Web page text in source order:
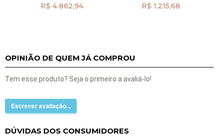
R$ 4.862,94
R$ 1.215,68
OPINIÃO DE QUEM JÁ COMPROU
Tem esse produto? Seja o primeiro a avaliá-lo!
Escrever avaliação...
DÚVIDAS DOS CONSUMIDORES